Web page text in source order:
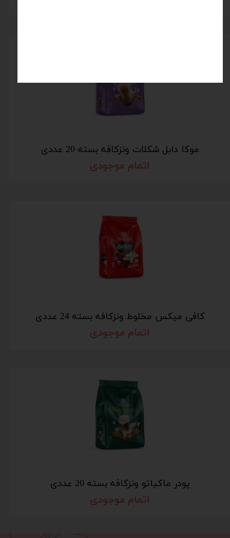
موکا دابل شکلات ونزکافه بسته 20 عددی
اتمام موجودی
کافی میکس مخلوط ونزکافه بسته 24 عددی
اتمام موجودی
پودر ماکیاتو ونزکافه بسته 20 عددی
اتمام موجودی